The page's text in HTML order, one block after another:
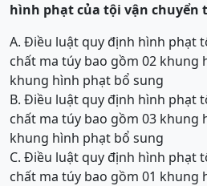
hình phạt của tội vận chuyển
A. Điều luật quy định hình phạt
chất ma túy bao gồm 02 khung
khung hình phạt bổ sung
B. Điều luật quy định hình phạt
chất ma túy bao gồm 03 khung
khung hình phạt bổ sung
C. Điều luật quy định hình phạt
chất ma túy bao gồm 01 khung